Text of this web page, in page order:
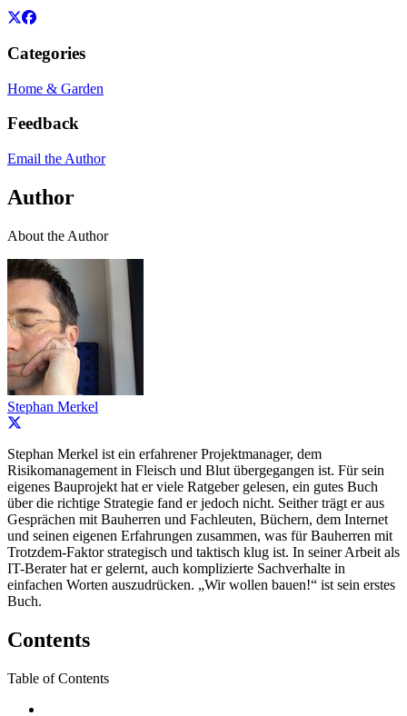
Categories
Home & Garden
Feedback
Email the Author
Author
About the Author
Stephan Merkel
Stephan Merkel ist ein erfahrener Projektmanager, dem
Risikomanagement in Fleisch und Blut übergegangen ist. Für sein
eigenes Bauprojekt hat er viele Ratgeber gelesen, ein gutes Buch
über die richtige Strategie fand er jedoch nicht. Seither trägt er aus
Gesprächen mit Bauherren und Fachleuten, Büchern, dem Internet
und seinen eigenen Erfahrungen zusammen, was für Bauherren mit
Trotzdem-Faktor strategisch und taktisch klug ist. In seiner Arbeit als
IT-Berater hat er gelernt, auch komplizierte Sachverhalte in
einfachen Worten auszudrücken. „Wir wollen bauen!“ ist sein erstes
Buch.
Contents
Table of Contents